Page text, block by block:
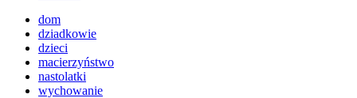
dom
dziadkowie
dzieci
macierzyństwo
nastolatki
wychowanie